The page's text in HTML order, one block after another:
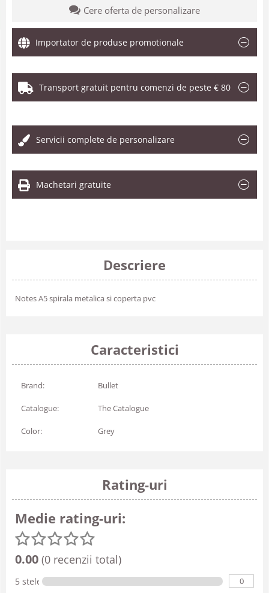
Cere oferta de personalizare
Importator de produse promotionale
Transport gratuit pentru comenzi de peste € 80
Servicii complete de personalizare
Machetari gratuite
Descriere
Notes A5 spirala metalica si coperta pvc
Caracteristici
Brand: Bullet
Catalogue: The Catalogue
Color: Grey
Rating-uri
Medie rating-uri:
0.00 (0 recenzii total)
5 stele 0